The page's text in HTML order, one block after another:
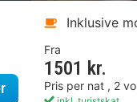
VANN
Inklusive
Fra
1501 kr.
Pris per nat , 2